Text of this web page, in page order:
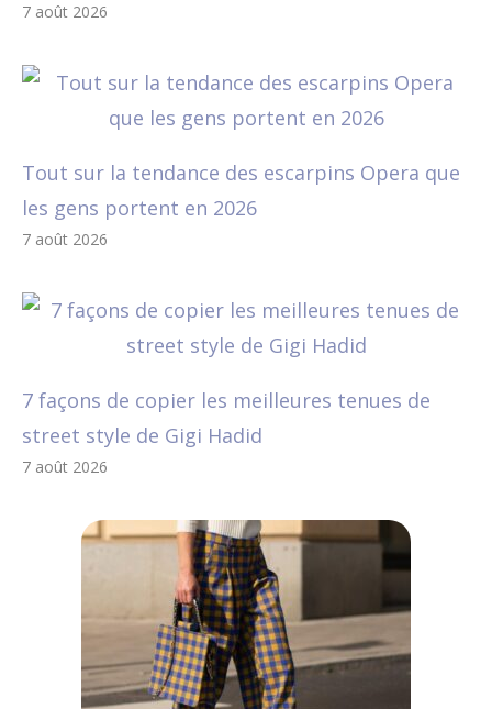
7 août 2026
Tout sur la tendance des escarpins Opera que
les gens portent en 2026
7 août 2026
7 façons de copier les meilleures tenues de
street style de Gigi Hadid
7 août 2026